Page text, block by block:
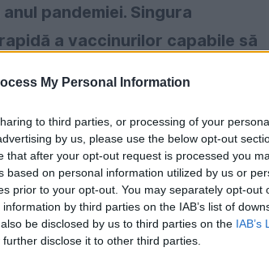
My Personal Information
to third parties, or processing of your
by us, please use the below opt-out
that after your opt-out request is processed you
based on personal information utilized by us or
prior to your opt-out. You may separately opt-out
by third parties on the IAB’s list of
be disclosed by us to third parties on the IAB’s
disclose it to other third parties.
pandemiei. Singura
a vaccinurilor capabile să
tehnice în 2020 include însă
minți ale științei